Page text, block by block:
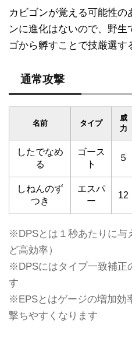
カビゴンが覚える可能性
ンに進化はないので、野
ゴから孵すことで技厳選す
通常攻撃
名前 タイプ
威
力
したでなめ
る
ゴース
ト
５
しねんのず
つき
エスパ
ー
12
※DPSとは１秒あたりに与
ど高効率）
※DPSにはタイプ一致補正
す
※EPSとはゲージの増加効
撃ちやすくなります